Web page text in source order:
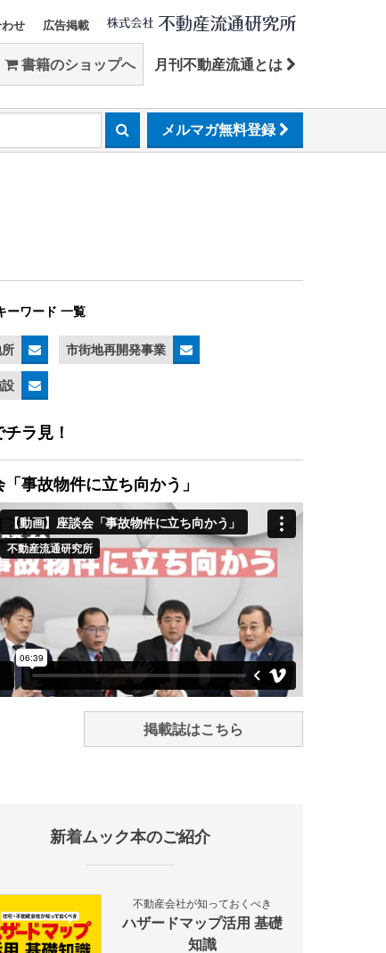
せ 広告掲載
書籍のショップへ 月刊不動産流通とは
メルマガ無料登録
ーワード 一覧
市街地再開発事業
ラ見！
「事故物件に立ち向かう」
掲載誌はこちら
新着ムック本のご紹介
不動産会社が知っておくべき
ハザードマップ活用 基礎
知識